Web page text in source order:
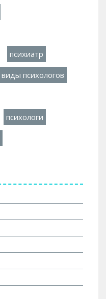
психиатр
виды психологов
психологи